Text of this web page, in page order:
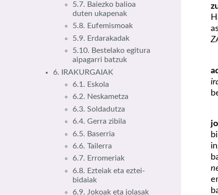
5.7. Baiezko balioa
duten ukapenak
5.8. Eufemismoak
5.9. Erdarakadak
5.10. Bestelako egitura
aipagarri batzuk
6. IRAKURGAIAK
6.1. Eskola
6.2. Neskametza
6.3. Soldadutza
6.4. Gerra zibila
6.5. Baserria
6.6. Tailerra
6.7. Erromeriak
6.8. Ezteiak eta eztei-
bidaiak
6.9. Jokoak eta jolasak